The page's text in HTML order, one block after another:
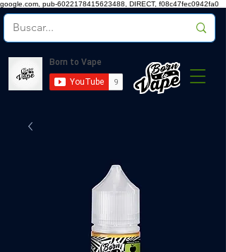
google.com, pub-6022178415623488, DIRECT, f08c47fec0942fa0